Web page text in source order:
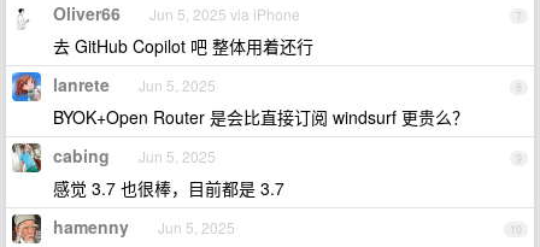
7
Oliver66 Jun 5, 2025 via iPhone
去 GitHub Copilot 吧 整体用着还行
8
lanrete Jun 5, 2025
BYOK+Open Router 是会比直接订阅 windsurf 更贵么？
9
cabing Jun 5, 2025
感觉 3.7 也很棒，目前都是 3.7
10
hamenny Jun 5, 2025